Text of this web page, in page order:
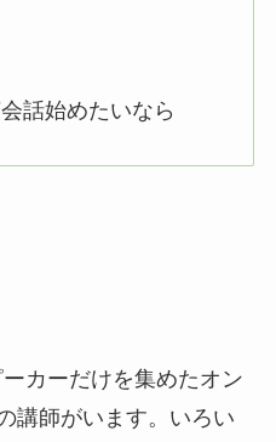
話始めたいなら
カーだけを集めたオン
講師がいます。いろい